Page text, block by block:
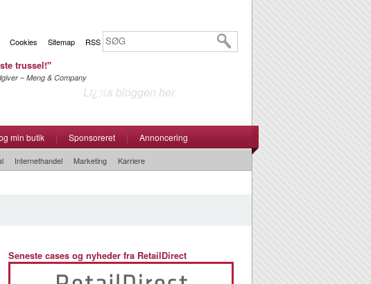
Cookies Sitemap RSS
trussel!"
– Meng & Company
Lï¿½s bloggen her
min butik | Sponsoreret | Annoncering
Internethandel Marketing Karriere
Seneste cases og nyheder fra RetailDirect